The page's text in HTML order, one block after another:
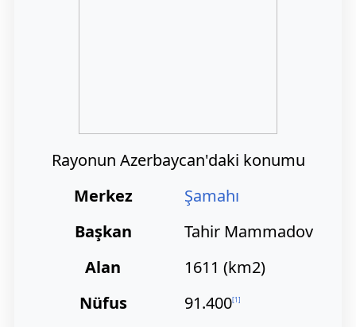
Rayonun Azerbaycan'daki konumu
Merkez
Şamahı
Başkan
Tahir Mammadov
Alan
1611 (km2)
Nüfus
91.400[1]